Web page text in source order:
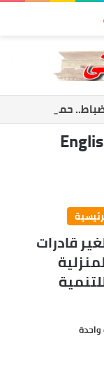
من الغير قادرات